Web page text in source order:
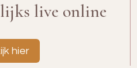
live online
hier